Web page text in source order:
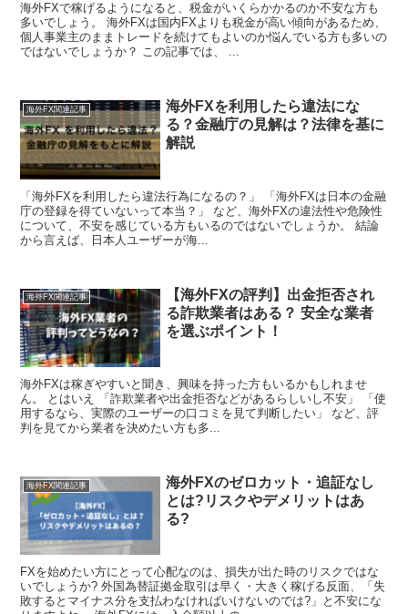
海外FXで稼げるようになると、税金がいくらかかるのか不安な方も
多いでしょう。 海外FXは国内FXよりも税金が高い傾向があるため、
個人事業主のままトレードを続けてもよいのか悩んでいる方も多いの
ではないでしょうか？ この記事では、 ...
海外FX関連記事
海外FXを利用したら違法にな
る？金融庁の見解は？法律を基に
解説
「海外FXを利用したら違法行為になるの？」 「海外FXは日本の金融
庁の登録を得ていないって本当？」 など、海外FXの違法性や危険性
について、不安を感じている方もいるのではないでしょうか。 結論
から言えば、日本人ユーザーが海...
海外FX関連記事
【海外FXの評判】出金拒否され
る詐欺業者はある？ 安全な業者
を選ぶポイント！
海外FXは稼ぎやすいと聞き、興味を持った方もいるかもしれませ
ん。 とはいえ 「詐欺業者や出金拒否などがあるらしいし不安」 「使
用するなら、実際のユーザーの口コミを見て判断したい」 など、評
判を見てから業者を決めたい方も多...
海外FX関連記事
海外FXのゼロカット・追証なし
とは?リスクやデメリットはあ
る?
FXを始めたい方にとって心配なのは、損失が出た時のリスクではな
いでしょうか? 外国為替証拠金取引は早く・大きく稼げる反面、「失
敗するとマイナス分を支払わなければいけないのでは?」と不安にな